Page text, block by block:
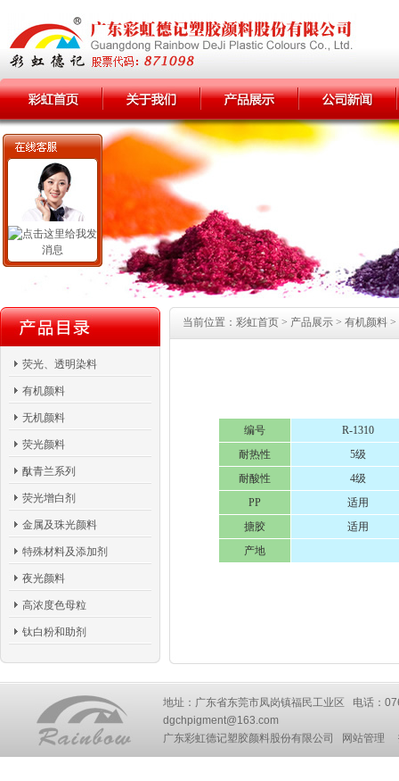
荧光、透明染料
有机颜料
无机颜料
荧光颜料
酞青兰系列
荧光增白剂
金属及珠光颜料
特殊材料及添加剂
夜光颜料
高浓度色母粒
钛白粉和助剂
当前位置：彩虹首页 > 产品展示 > 有机颜料 >
编号
R-1310
耐热性
5级
耐酸性
4级
PP
适用
搪胶
适用
产地
地址：广东省东莞市凤岗镇福民工业区 电话：
dgchpigment@163.com
广东彩虹德记塑胶颜料股份有限公司
网站管理